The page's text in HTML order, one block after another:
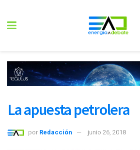
La apuesta petrolera
por Redacción junio 26, 2018